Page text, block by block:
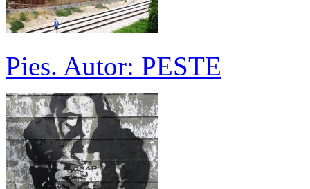
Pies. Autor: PESTE